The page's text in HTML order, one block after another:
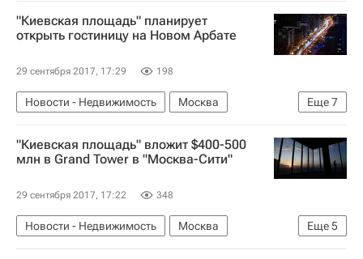
"Киевская площадь" планирует
открыть гостиницу на Новом Арбате
29 сентября 2017, 17:29 198
Еще7
Новости - Недвижимость
Москва
Год Нисанов
Киевская площадь
Коммерческая недвижимость
Строительство
"Киевская площадь" вложит $400-500
млн в Grand Tower в "Москва-Сити"
29 сентября 2017, 17:22 348
Еще5
Новости - Недвижимость
Москва
Москва-Сити
Киевская площадь